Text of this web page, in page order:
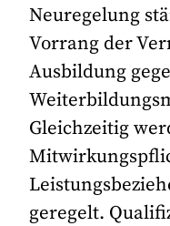
Neuregelung
Vorrang der
Ausbildung
Gleichzeitig
geregelt.